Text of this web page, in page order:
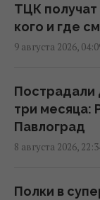
ВСУ взяли в
Оккупанты
Харькове:
ТЦК
кого и где
9 августа 2026,
Пострадали
три месяца:
Павлоград
8 августа 2026,
Полки в